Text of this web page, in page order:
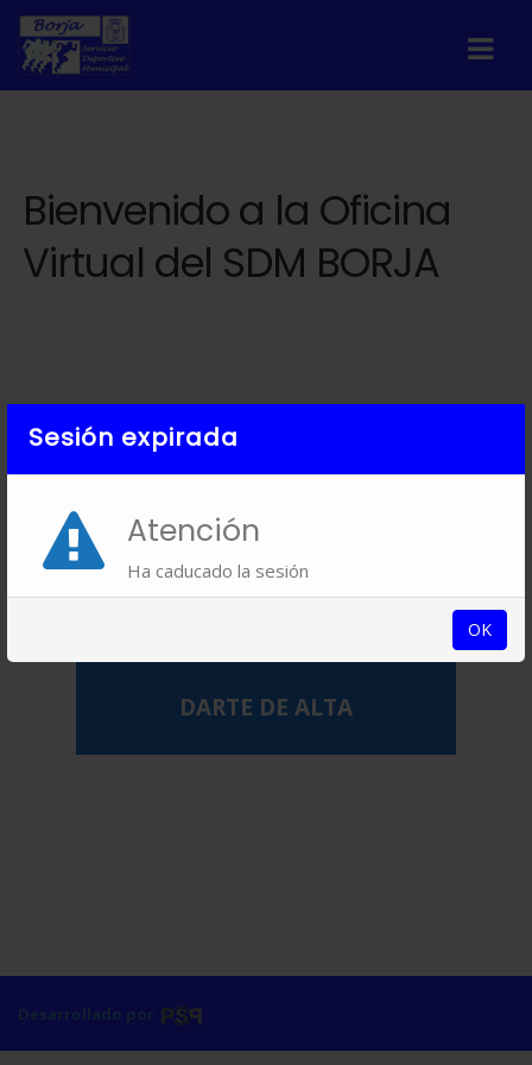
Sesión expirada
Atención
Ha caducado la sesión
OK
Bienvenido a la Oficina
Virtual del SDM BORJA